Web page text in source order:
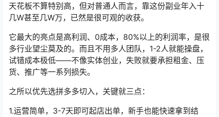
天花板不算特别高，但对普通人而言，靠这份副业年入十
几W甚至几W万，已然是很可观的收获。
它最大的亮点是高利润、0成本，80%以上的利润率，是很
多行业望尘莫及的。而且不用多人团队，1-2人就能操盘，
试错成本极低——不像实体创业，失败就要承担租金、压
货、推广等一系列损失。
之所以优先选拼多多切入，关键就三点：
1.运营简单，3-7天即可起店出单，新手也能快速拿到结